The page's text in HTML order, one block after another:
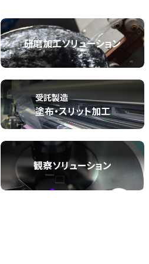
研磨加工ソリューション
受託製造
塗布・スリット加工
観察ソリューション